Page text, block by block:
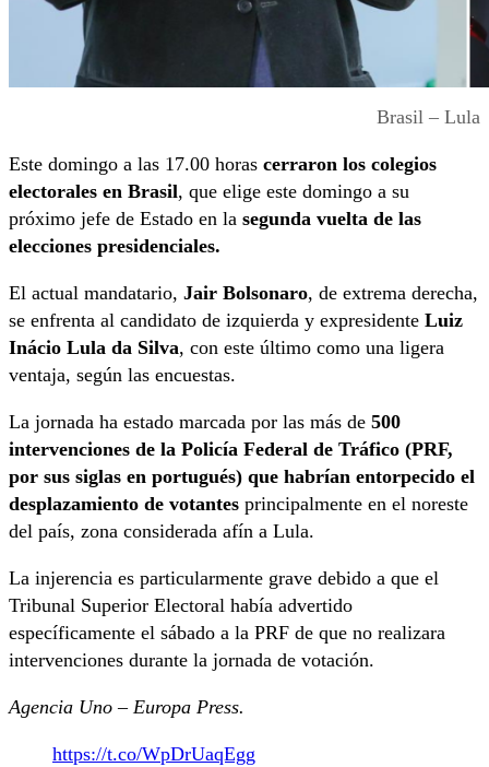
Brasil – Lula
Este domingo a las 17.00 horas cerraron los colegios
electorales en Brasil, que elige este domingo a su
próximo jefe de Estado en la segunda vuelta de las
elecciones presidenciales.
El actual mandatario, Jair Bolsonaro, de extrema derecha,
se enfrenta al candidato de izquierda y expresidente Luiz
Inácio Lula da Silva, con este último como una ligera
ventaja, según las encuestas.
La jornada ha estado marcada por las más de 500
intervenciones de la Policía Federal de Tráfico (PRF,
por sus siglas en portugués) que habrían entorpecido el
desplazamiento de votantes principalmente en el noreste
del país, zona considerada afín a Lula.
La injerencia es particularmente grave debido a que el
Tribunal Superior Electoral había advertido
específicamente el sábado a la PRF de que no realizara
intervenciones durante la jornada de votación.
Agencia Uno – Europa Press.
https://t.co/WpDrUaqEgg